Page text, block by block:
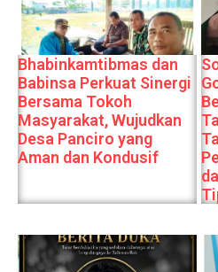
Bhabinkamtibmas dan
Babinsa Perkuat Sinergi
Bersama Tokoh
Masyarakat, Wujudkan
Desa Panciro yang
Aman dan Kondusif